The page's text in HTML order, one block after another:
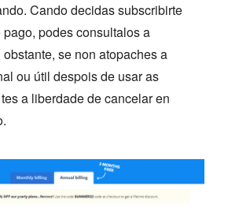
Cando decidas subscribirte
podes consultalos a
se non atopaches a
ou útil despois de usar as
a liberdade de cancelar en